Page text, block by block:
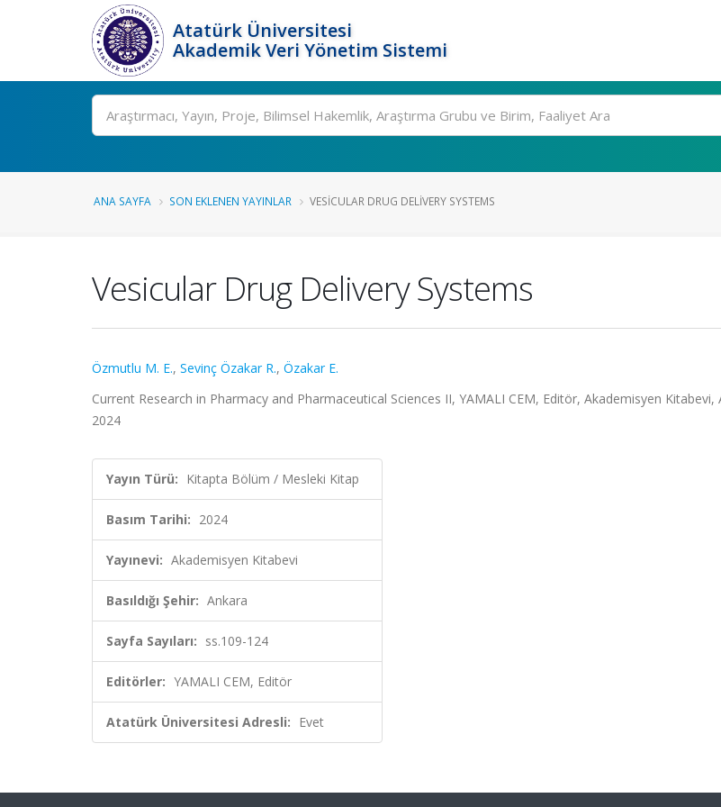
Atatürk Üniversitesi
Akademik Veri Yönetim Sistemi
Ara
ANA SAYFA SON EKLENEN YAYINLAR VESICULAR DRUG DELIVERY SYSTEMS
Vesicular Drug Delivery Systems
Özmutlu M. E., Sevinç Özakar R., Özakar E.
Current Research in Pharmacy and Pharmaceutical Sciences II, YAMALI CEM, Editör, Akademisyen Kitabevi,
2024
Yayın Türü: Kitapta Bölüm / Mesleki Kitap
Basım Tarihi: 2024
Yayınevi: Akademisyen Kitabevi
Basıldığı Şehir: Ankara
Sayfa Sayıları: ss.109-124
Editörler: YAMALI CEM, Editör
Atatürk Üniversitesi Adresli: Evet